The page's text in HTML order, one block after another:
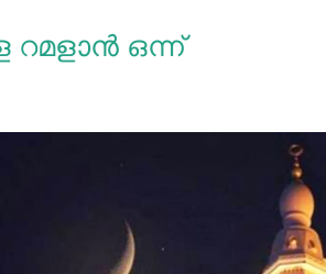
റമളാന്‍ ഒന്ന്